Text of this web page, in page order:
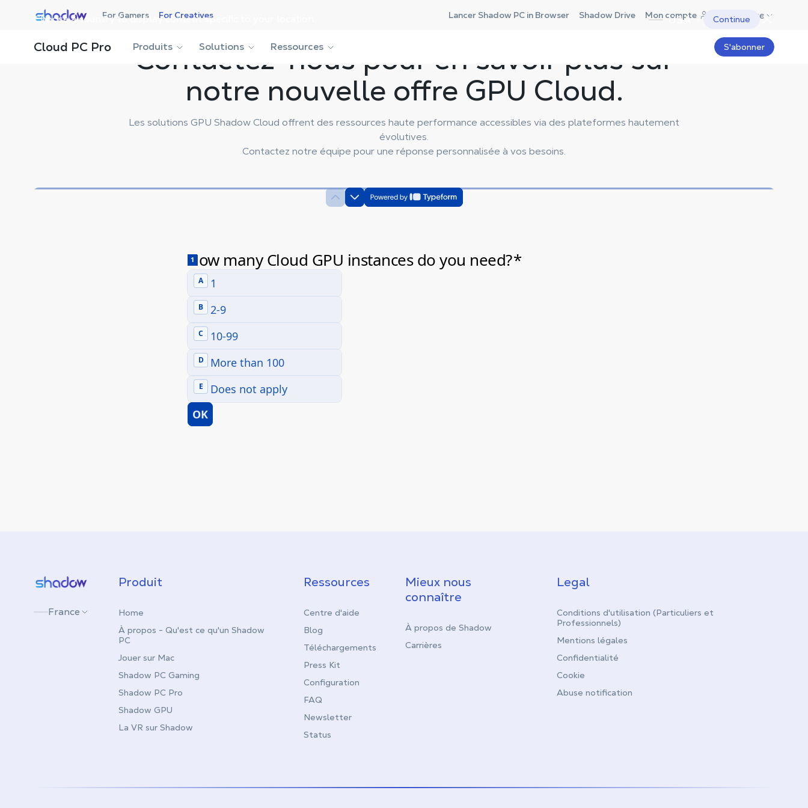
Choose a country to display content specific to your location. USA Continue
Shadow.tech For Gamers For Creatives Lancer Shadow PC in Browser Shadow Drive Mon compte France
Cloud PC Pro Produits Solutions Ressources S'abonner
Contactez-nous pour en savoir plus sur
notre nouvelle offre GPU Cloud.
Les solutions GPU Shadow Cloud offrent des ressources haute performance accessibles via des plateformes hautement
évolutives.
Contactez notre équipe pour une réponse personnalisée à vos besoins.
Shadow.tech
France
Produit
Home
À propos - Qu'est ce qu'un Shadow
PC
Jouer sur Mac
Shadow PC Gaming
Shadow PC Pro
Shadow GPU
La VR sur Shadow
Ressources
Centre d'aide
Blog
Téléchargements
Press Kit
Configuration
FAQ
Newsletter
Status
Mieux nous
connaître
À propos de Shadow
Carrières
Legal
Conditions d'utilisation (Particuliers et
Professionnels)
Mentions légales
Confidentialité
Cookie
Abuse notification